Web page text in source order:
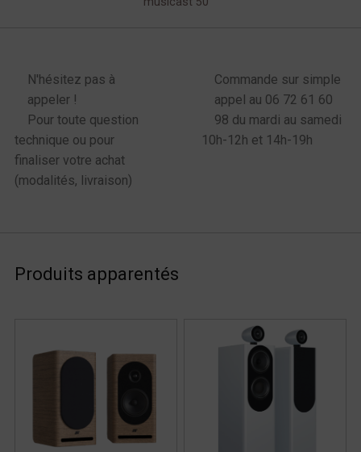
N'hésitez pas à
appeler !
Pour toute question
technique ou pour
finaliser votre achat
(modalités, livraison)
Commande sur simple
appel au 06 72 61 60
98 du mardi au samedi
10h-12h et 14h-19h
Produits apparentés